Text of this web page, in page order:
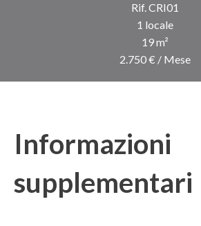
Rif. CRI01
1 locale
19 m²
2.750 € / Mese
Informazioni
supplementari